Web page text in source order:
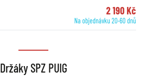
2 190 Kč
Na objednávku 20-60 dnů
Držáky SPZ PUIG